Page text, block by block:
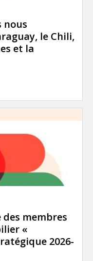
nous
le Chili,
et la
membres
«
2026-